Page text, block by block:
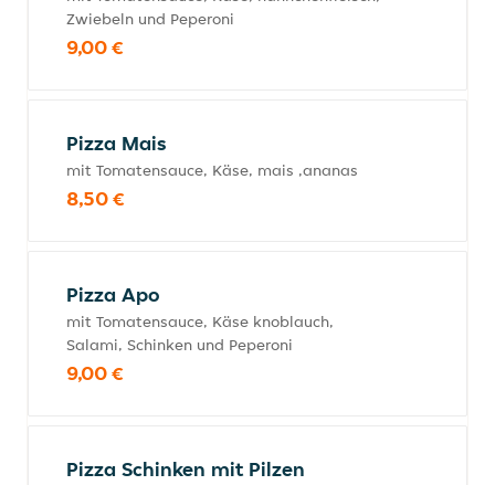
Zwiebeln und Peperoni
9,00 €
Pizza Mais
mit Tomatensauce, Käse, mais ,ananas
8,50 €
Pizza Apo
mit Tomatensauce, Käse knoblauch,
Salami, Schinken und Peperoni
9,00 €
Pizza Schinken mit Pilzen